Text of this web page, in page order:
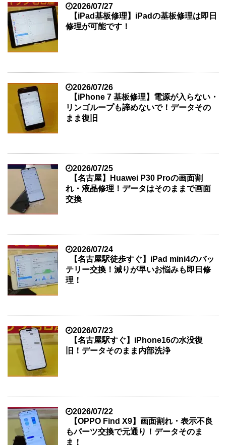
2026/07/27
【iPad基板修理】iPadの基板修理は即日
修理が可能です！
2026/07/26
【iPhone 7 基板修理】電源が入らない・
リンゴループも諦めないで！データその
まま復旧
2026/07/25
【名古屋】Huawei P30 Proの画面割
れ・液晶修理！データはそのままで画面
交換
2026/07/24
【名古屋駅徒歩すぐ】iPad mini4のバッ
テリー交換！減りが早いお悩みも即日修
理！
2026/07/23
【名古屋駅すぐ】iPhone16の水没復
旧！データそのまま内部洗浄
2026/07/22
【OPPO Find X9】画面割れ・表示不良
もパーツ交換で元通り！データそのま
ま！